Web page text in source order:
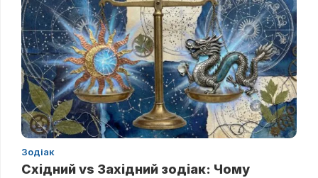
Зодіак
Східний vs Західний зодіак: Чому